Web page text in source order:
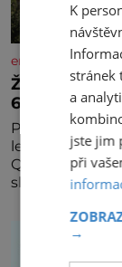
enigmaplus.cz
Železný
600 let
Představa, že
let zrezivět,
Qutb stojí více
sloup, který už
K
stránek
a
jste jim
při
→